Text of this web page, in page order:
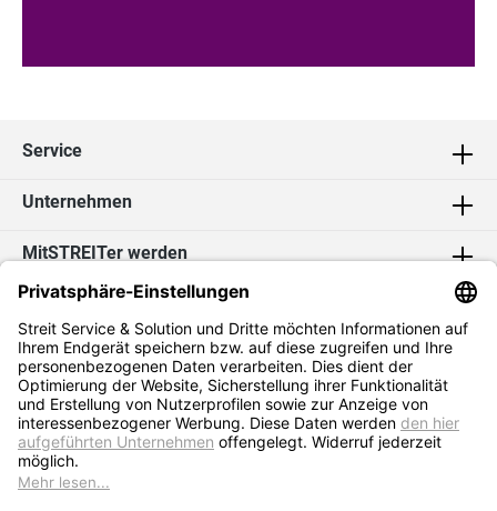
Service
Unternehmen
MitSTREITer werden
Kontakt
Social Media